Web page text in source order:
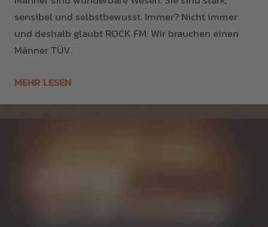
sensibel und selbstbewusst. Immer? Nicht immer
und deshalb glaubt ROCK FM: Wir brauchen einen
Männer TÜV.
MEHR LESEN